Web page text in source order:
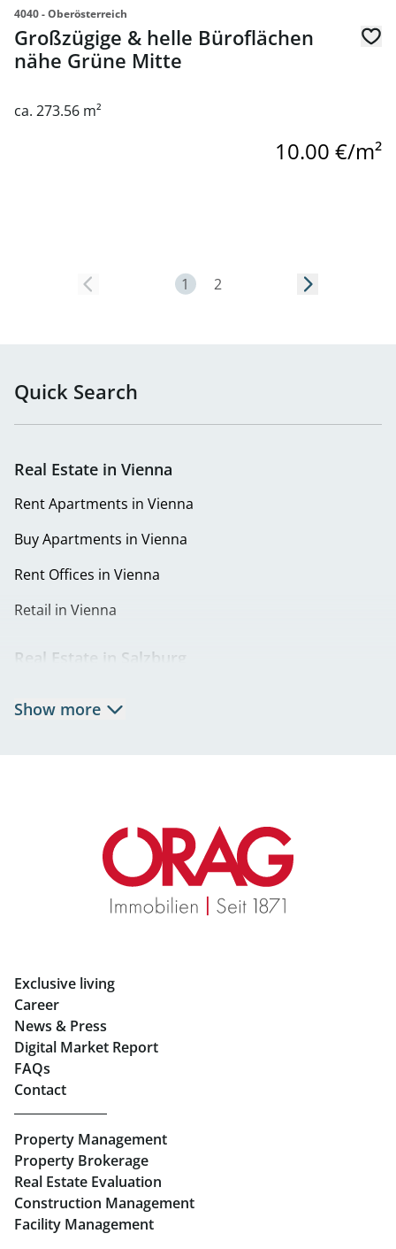
4040 - Oberösterreich
Großzügige & helle Büroflächen
nähe Grüne Mitte
ca. 273.56 m²
10.00 €/m²
Page 1
1 2
Quick Search
Real Estate in Vienna
Rent Apartments in Vienna
Buy Apartments in Vienna
Rent Offices in Vienna
Retail in Vienna
Real Estate in Salzburg
Real Estate in Graz
Rent Apartments in Graz
Eigentumswohnungen Graz
Retail in Salzburg
Real Estate in Linz
Buy Apartments in Linz
Retail in Linz
Show more
Exclusive living
Career
News & Press
Digital Market Report
FAQs
Contact
Property Management
Property Brokerage
Real Estate Evaluation
Construction Management
Facility Management